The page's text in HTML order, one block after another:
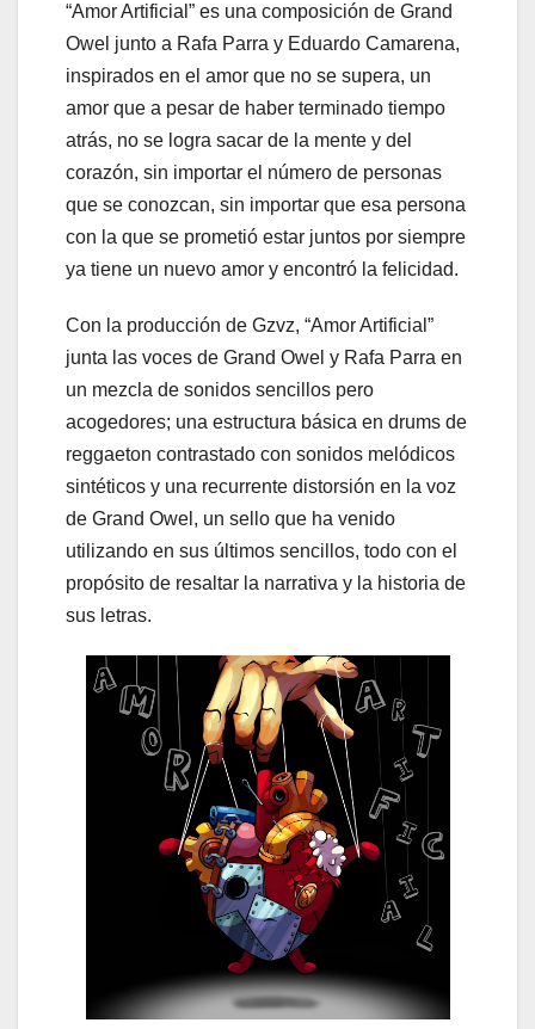
“Amor Artificial” es una composición de Grand
Owel junto a Rafa Parra y Eduardo Camarena,
inspirados en el amor que no se supera, un
amor que a pesar de haber terminado tiempo
atrás, no se logra sacar de la mente y del
corazón, sin importar el número de personas
que se conozcan, sin importar que esa persona
con la que se prometió estar juntos por siempre
ya tiene un nuevo amor y encontró la felicidad.
Con la producción de Gzvz, “Amor Artificial”
junta las voces de Grand Owel y Rafa Parra en
un mezcla de sonidos sencillos pero
acogedores; una estructura básica en drums de
reggaeton contrastado con sonidos melódicos
sintéticos y una recurrente distorsión en la voz
de Grand Owel, un sello que ha venido
utilizando en sus últimos sencillos, todo con el
propósito de resaltar la narrativa y la historia de
sus letras.